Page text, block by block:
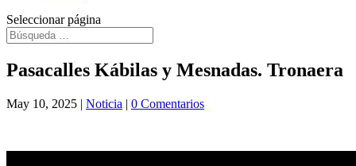
Seleccionar página
Pasacalles Kábilas y Mesnadas. Tronaera
May 10, 2025 | Noticia | 0 Comentarios